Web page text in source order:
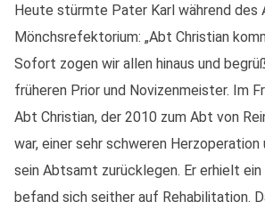
Heute stürmte Pater Karl während des
Mönchsrefektorium: „Abt Christian
Sofort zogen wir allen hinaus und
früheren Prior und Novizenmeister. Im
Abt Christian, der 2010 zum Abt von
war, einer sehr schweren Herzoperation
sein Abtsamt zurücklegen. Er erhielt
befand sich seither auf Rehabilitation.